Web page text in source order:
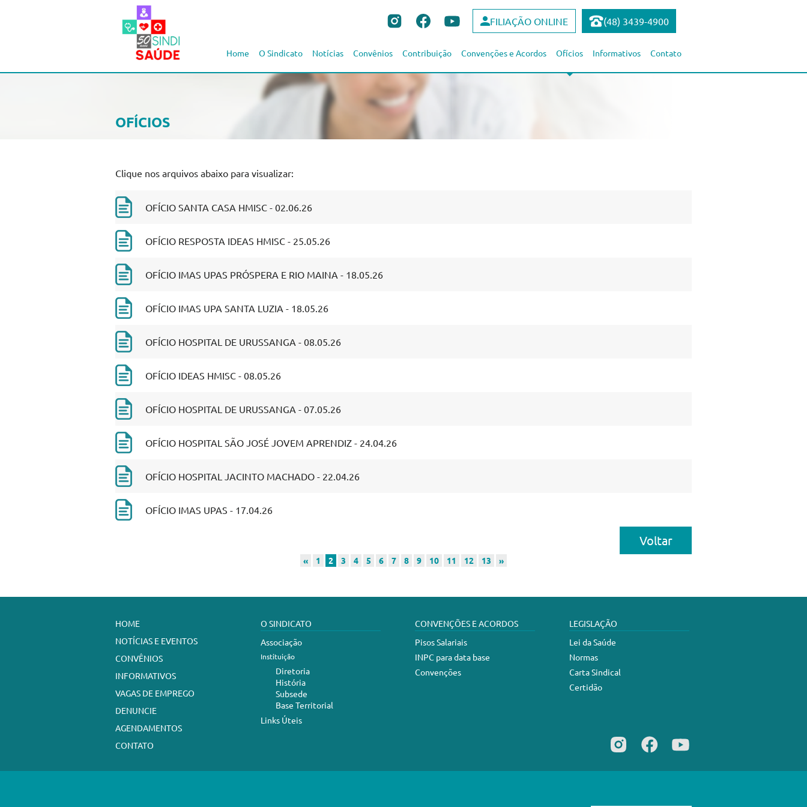
(48) 3439-4900
FILIAÇÃO ONLINE
Contato
Informativos
Ofícios
Convenções e Acordos
Contribuição
Convênios
Notícias
O Sindicato
Home
OFÍCIOS
Clique nos arquivos abaixo para visualizar:
OFÍCIO SANTA CASA HMISC - 02.06.26
OFÍCIO RESPOSTA IDEAS HMISC - 25.05.26
OFÍCIO IMAS UPAS PRÓSPERA E RIO MAINA - 18.05.26
OFÍCIO IMAS UPA SANTA LUZIA - 18.05.26
OFÍCIO HOSPITAL DE URUSSANGA - 08.05.26
OFÍCIO IDEAS HMISC - 08.05.26
OFÍCIO HOSPITAL DE URUSSANGA - 07.05.26
OFÍCIO HOSPITAL SÃO JOSÉ JOVEM APRENDIZ - 24.04.26
OFÍCIO HOSPITAL JACINTO MACHADO - 22.04.26
OFÍCIO IMAS UPAS - 17.04.26
Voltar
« 1 2 3 4 5 6 7 8 9 10 11 12 13 »
HOME
NOTÍCIAS E EVENTOS
CONVÊNIOS
INFORMATIVOS
VAGAS DE EMPREGO
DENUNCIE
AGENDAMENTOS
CONTATO
O SINDICATO
Associação
Instituição
Diretoria
História
Subsede
Base Territorial
Links Úteis
CONVENÇÕES E ACORDOS
Pisos Salariais
INPC para data base
Convenções
LEGISLAÇÃO
Lei da Saúde
Normas
Carta Sindical
Certidão
Desenvolvimento